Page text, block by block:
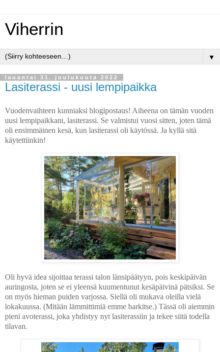
Viherrin
▼
lauantai 31. joulukuuta 2022
Lasiterassi - uusi lempipaikka
Vuodenvaihteen kunniaksi blogipostaus! Aiheena on tämän vuoden
uusi lempipaikkani, lasiterassi. Se valmistui vuosi sitten, joten tämä
oli ensimmäinen kesä, kun lasiterassi oli käytössä. Ja kyllä sitä
käytettiinkin!
Oli hyvä idea sijoittaa terassi talon länsipäätyyn, pois keskipäivän
auringosta, joten se ei yleensä kuumentunut kesäpäivinä pätsiksi. Se
on myös hieman puiden varjossa. Siellä oli mukava oleilla vielä
lokakuussa. (Mitään lämmittimiä emme harkitse.) Tässä oli aiemmin
pieni avoterassi, joka yhdistyy nyt lasiterassiin ja tekee siitä todella
tilavan.